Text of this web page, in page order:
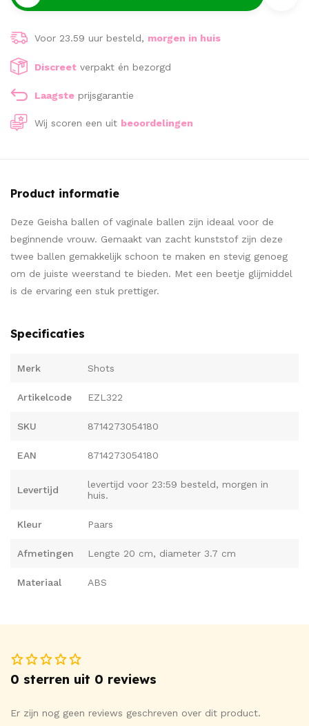
Voor 23.59 uur besteld, morgen in huis
Discreet verpakt én bezorgd
Laagste prijsgarantie
Wij scoren een uit beoordelingen
Product informatie
Deze Geisha ballen of vaginale ballen zijn ideaal voor de
beginnende vrouw. Gemaakt van zacht kunststof zijn deze
twee ballen gemakkelijk schoon te maken en stevig genoeg
om de juiste weerstand te bieden. Met een beetje glijmiddel
is de ervaring een stuk prettiger.
Specificaties
Merk Shots
Artikelcode EZL322
SKU 8714273054180
EAN 8714273054180
Levertijd
levertijd voor 23:59 besteld, morgen in
huis.
Kleur Paars
Afmetingen Lengte 20 cm, diameter 3.7 cm
Materiaal ABS
0 sterren uit 0 reviews
Er zijn nog geen reviews geschreven over dit product.